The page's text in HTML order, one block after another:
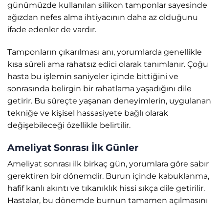
günümüzde kullanılan silikon tamponlar sayesinde
ağızdan nefes alma ihtiyacının daha az olduğunu
ifade edenler de vardır.
Tamponların çıkarılması anı, yorumlarda genellikle
kısa süreli ama rahatsız edici olarak tanımlanır. Çoğu
hasta bu işlemin saniyeler içinde bittiğini ve
sonrasında belirgin bir rahatlama yaşadığını dile
getirir. Bu süreçte yaşanan deneyimlerin, uygulanan
tekniğe ve kişisel hassasiyete bağlı olarak
değişebileceği özellikle belirtilir.
Ameliyat Sonrası İlk Günler
Ameliyat sonrası ilk birkaç gün, yorumlara göre sabır
gerektiren bir dönemdir. Burun içinde kabuklanma,
hafif kanlı akıntı ve tıkanıklık hissi sıkça dile getirilir.
Hastalar, bu dönemde burnun tamamen açılmasını